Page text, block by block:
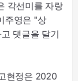
각선미를 자랑
주영은 "상
댓글을 달기
현정은 2020